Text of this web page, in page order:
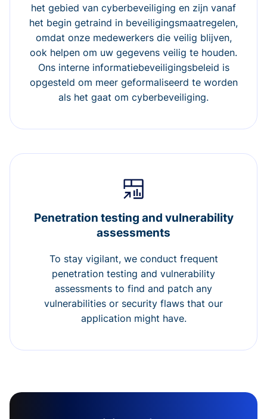
het gebied van cyberbeveiliging en zijn vanaf
het begin getraind in beveiligingsmaatregelen,
omdat onze medewerkers die veilig blijven,
ook helpen om uw gegevens veilig te houden.
Ons interne informatiebeveiligingsbeleid is
opgesteld om meer geformaliseerd te worden
als het gaat om cyberbeveiliging.
Penetration testing and vulnerability
assessments
To stay vigilant, we conduct frequent
penetration testing and vulnerability
assessments to find and patch any
vulnerabilities or security flaws that our
application might have.